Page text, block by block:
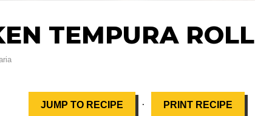
TEMPURA ROLL
JUMP TO RECIPE · PRINT RECIPE